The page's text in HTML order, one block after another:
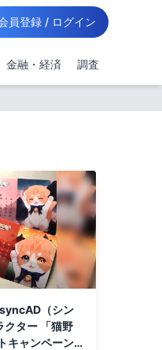
員登録 / ログイン
金融・経済 調査
（シン
クター 「猫野
キャンペーン